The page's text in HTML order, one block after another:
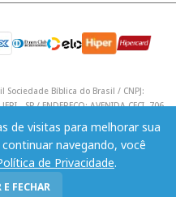
de visitas para melhorar sua
navegando, você
de Privacidade.
FECHAR
Sociedade Bíblica do Brasil / CNPJ:
- SP / ENDEREÇO: AVENIDA CECI, 706
lojavirtual@sbb.org.br .